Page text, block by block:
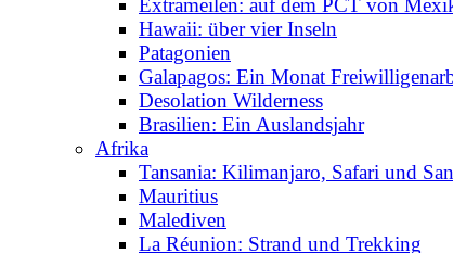
Extrameilen: auf dem PCT von
Hawaii: über vier Inseln
Patagonien
Galapagos: Ein Monat
Desolation Wilderness
Brasilien: Ein Auslandsjahr
Afrika
Tansania: Kilimanjaro, Safari und
Mauritius
Malediven
La Réunion: Strand und Trekking